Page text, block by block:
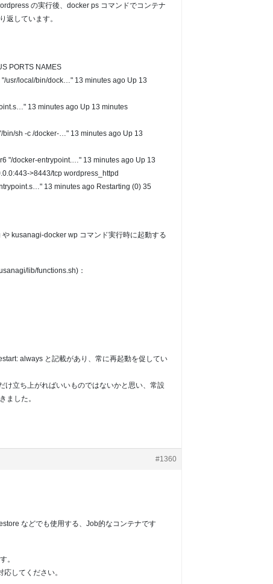
の実行後、docker ps コマンドでコンテナ
返しています。
PORTS NAMES
usr/local/bin/dock…" 13 minutes ago Up 13
13 minutes ago Up 13 minutes
sh -c /docker-…" 13 minutes ago Up 13
"/docker-entrypoint.…" 13 minutes ago Up 13
>8443/tcp wordpress_httpd
13 minutes ago Restarting (0) 35
kusanagi-docker wp コマンド実行時に起動する
lib/functions.sh)：
always と記載があり、常に再起動を促してい
立ち上がればいいものではないかと思い、常設
ました。
#1360
などでも使用する、Job的なコンテナです
。
してください。